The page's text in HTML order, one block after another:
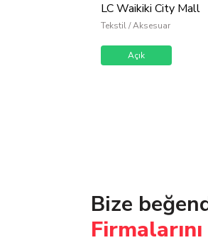
LC Waikiki City Mall
Tekstil / Aksesuar
Açık
Bize
Firmalarını